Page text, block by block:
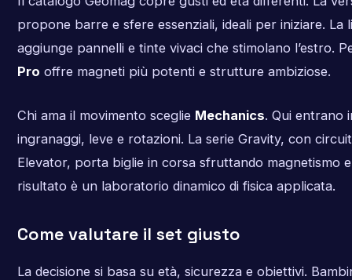
propone barre e sfere essenziali, ideali per iniziare. La
aggiunge pannelli e tinte vivaci che stimolano l’estro.
Pro offre magneti più potenti e strutture ambiziose.
Chi ama il movimento sceglie Mechanics. Qui entrano
ingranaggi, leve e rotazioni. La serie Gravity, con
Elevator, porta biglie in corsa sfruttando magnetismo
risultato è un laboratorio dinamico di fisica applicata.
Come valutare il set giusto
La decisione si basa su età, sicurezza e obiettivi.